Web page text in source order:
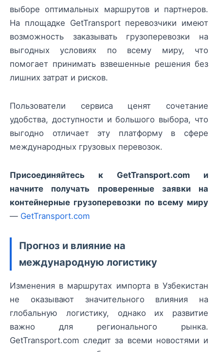
выборе оптимальных маршрутов и партнеров.
На площадке GetTransport перевозчики имеют
возможность заказывать грузоперевозки на
выгодных условиях по всему миру, что
помогает принимать взвешенные решения без
лишних затрат и рисков.
Пользователи сервиса ценят сочетание
удобства, доступности и большого выбора, что
выгодно отличает эту платформу в сфере
международных грузовых перевозок.
Присоединяйтесь к GetTransport.com и
начните получать проверенные заявки на
контейнерные грузоперевозки по всему миру
— GetTransport.com
Прогноз и влияние на
международную логистику
Изменения в маршрутах импорта в Узбекистан
не оказывают значительного влияния на
глобальную логистику, однако их развитие
важно для регионального рынка.
GetTransport.com следит за всеми новостями и